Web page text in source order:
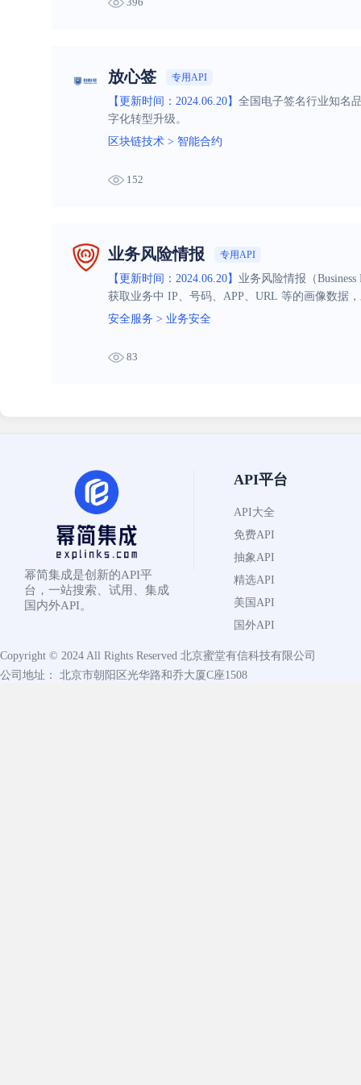
放心签 专用API
【更新时间：2024.06.20】 全国电子签名行业知名
字化转型升级。
区块链技术 > 智能合约
152
业务风险情报 专用API
【更新时间：2024.06.20】 业务风险情报（
获取业务中 IP、号码、APP、URL 等的画像数据
险情报服务搭建或完善自身的风控体系，补充自
安全服务 > 业务安全
83
幂简集成是创新的API平
台，一站搜索、试用、集成
国内外API。
API平台
API大全
免费API
抽象API
精选API
美国API
国外API
Copyright © 2024 All Rights Reserved 北京蜜堂有信科技有限公司
公司地址： 北京市朝阳区光华路和乔大厦C座1508